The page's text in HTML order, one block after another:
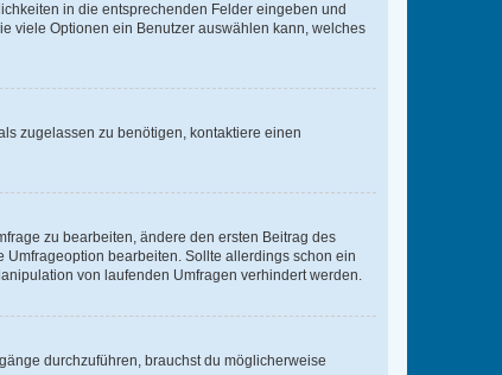
in die entsprechenden Felder eingeben und
viele Optionen ein Benutzer auswählen kann, welches
zugelassen zu benötigen, kontaktiere einen
zu bearbeiten, ändere den ersten Beitrag des
bearbeiten. Sollte allerdings schon ein
von laufenden Umfragen verhindert werden.
durchzuführen, brauchst du möglicherweise